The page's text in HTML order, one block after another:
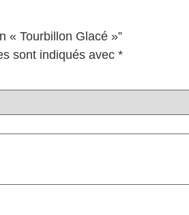
« Tourbillon Glacé »”
sont indiqués avec *